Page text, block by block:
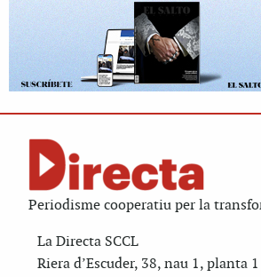
Periodisme cooperatiu per la
La Directa SCCL
Riera d’Escuder, 38, nau 1, planta 1